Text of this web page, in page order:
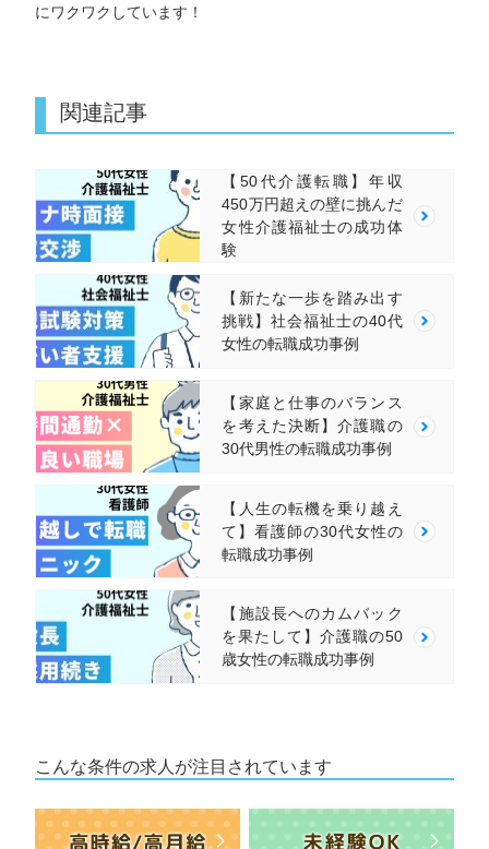
にワクワクしています！
関連記事
【50代介護転職】年収
450万円超えの壁に挑んだ
女性介護福祉士の成功体
験
【新たな一歩を踏み出す
挑戦】社会福祉士の40代
女性の転職成功事例
【家庭と仕事のバランス
を考えた決断】介護職の
30代男性の転職成功事例
【人生の転機を乗り越え
て】看護師の30代女性の
転職成功事例
【施設長へのカムバック
を果たして】介護職の50
歳女性の転職成功事例
こんな条件の求人が注目されています